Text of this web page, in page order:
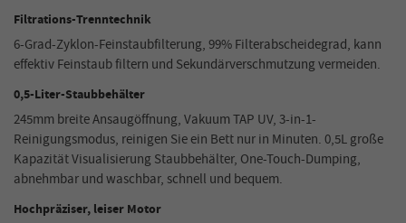
Filtrations-Trenntechnik
6-Grad-Zyklon-Feinstaubfilterung, 99% Filterabscheidegrad, kann
effektiv Feinstaub filtern und Sekundärverschmutzung vermeiden.
0,5-Liter-Staubbehälter
245mm breite Ansaugöffnung, Vakuum TAP UV, 3-in-1-
Reinigungsmodus, reinigen Sie ein Bett nur in Minuten. 0,5L große
Kapazität Visualisierung Staubbehälter, One-Touch-Dumping,
abnehmbar und waschbar, schnell und bequem.
Hochpräziser, leiser Motor